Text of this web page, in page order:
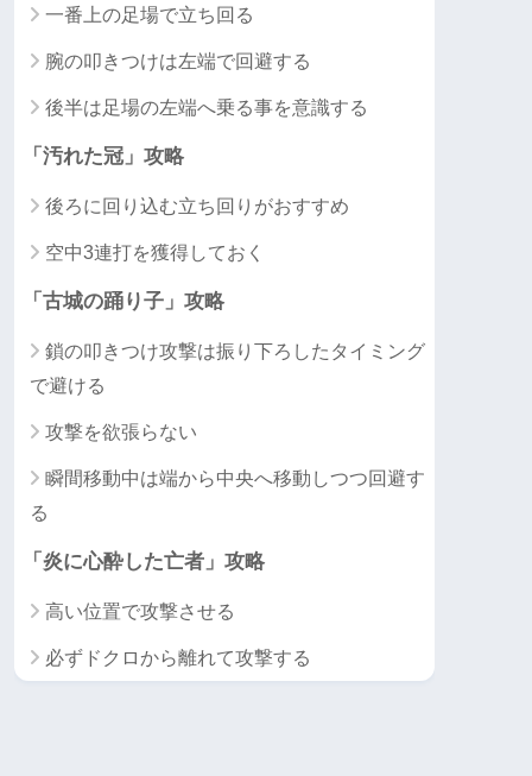
一番上の足場で立ち回る
腕の叩きつけは左端で回避する
後半は足場の左端へ乗る事を意識する
「汚れた冠」攻略
後ろに回り込む立ち回りがおすすめ
空中3連打を獲得しておく
「古城の踊り子」攻略
鎖の叩きつけ攻撃は振り下ろしたタイミング
で避ける
攻撃を欲張らない
瞬間移動中は端から中央へ移動しつつ回避す
る
「炎に心酔した亡者」攻略
高い位置で攻撃させる
必ずドクロから離れて攻撃する